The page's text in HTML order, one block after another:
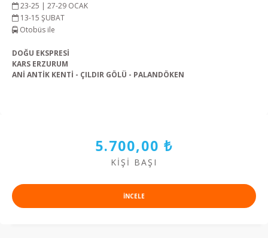
23-25 | 27-29 OCAK
13-15 ŞUBAT
Otobüs ile
DOĞU EKSPRESİ
KARS ERZURUM
ANİ ANTİK KENTİ - ÇILDIR GÖLÜ - PALANDÖKEN
5.700,00 ₺
KIŞI BAŞI
INCELE